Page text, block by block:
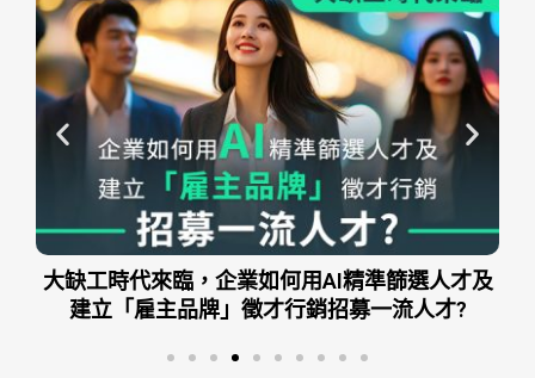
AI企業時代：用AI加速企業績效、精準控制成本